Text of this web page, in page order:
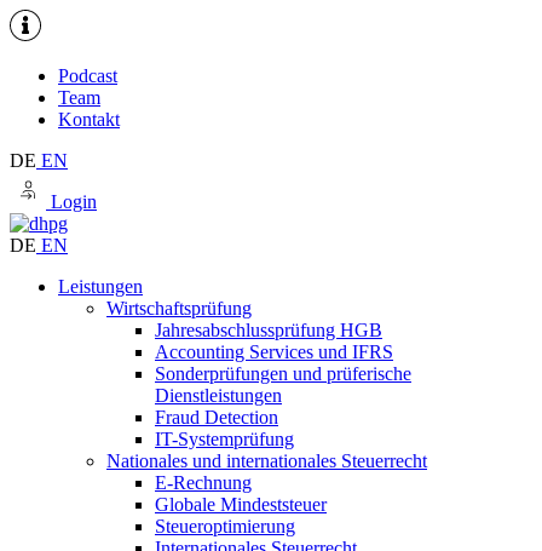
Podcast
Team
Kontakt
DE EN
Login
DE EN
Leistungen
Wirtschaftsprüfung
Jahresabschlussprüfung HGB
Accounting Services und IFRS
Sonderprüfungen und prüferische
Dienstleistungen
Fraud Detection
IT-Systemprüfung
Nationales und internationales Steuerrecht
E-Rechnung
Globale Mindeststeuer
Steueroptimierung